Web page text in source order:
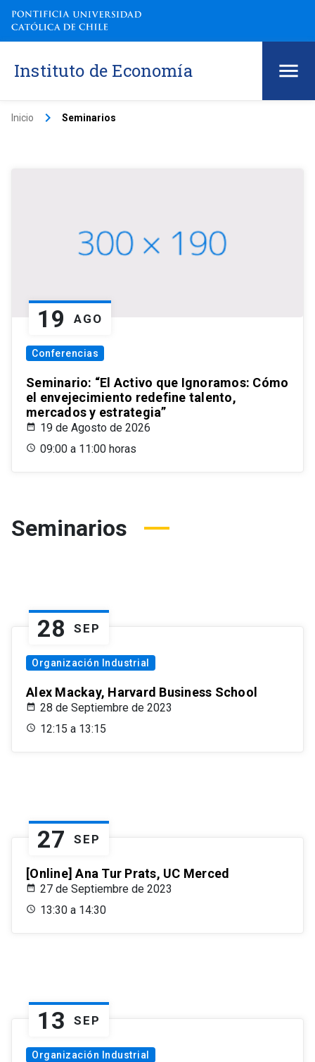
Instituto de Economía
Inicio keyboard_arrow_right Seminarios
19 AGO
Conferencias
Seminario: “El Activo que Ignoramos: Cómo
el envejecimiento redefine talento,
mercados y estrategia”
19 de Agosto de 2026
09:00 a 11:00 horas
Seminarios
28 SEP
Organización Industrial
Alex Mackay, Harvard Business School
28 de Septiembre de 2023
12:15 a 13:15
27 SEP
[Online] Ana Tur Prats, UC Merced
27 de Septiembre de 2023
13:30 a 14:30
13 SEP
Organización Industrial